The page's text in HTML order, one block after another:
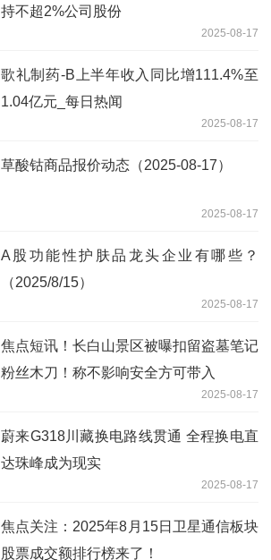
持不超2%公司股份
2025-08-17
歌礼制药-B上半年收入同比增111.4%至
1.04亿元_每日热闻
2025-08-17
草酸钴商品报价动态（2025-08-17）
2025-08-17
A股功能性护肤品龙头企业有哪些？
（2025/8/15）
2025-08-17
焦点短讯！长白山景区被曝扣留盗墓笔记
粉丝木刀！称不影响安全方可带入
2025-08-17
蔚来G318川藏换电路线贯通 全程换电直
达珠峰成为现实
2025-08-17
焦点关注：2025年8月15日卫星通信板块
股票成交额排行榜来了！